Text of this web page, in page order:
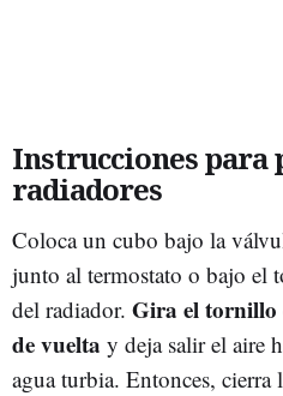
Instrucciones para
radiadores
Coloca un cubo bajo la
junto al termostato o bajo el
del radiador. Gira el
de vuelta y deja salir el aire
agua turbia. Entonces, cierra